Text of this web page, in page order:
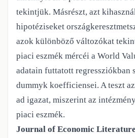
tekintjük. Másrészt, azt
hipotéziseket
azok különböző változókat
piaci eszmék mércéi a World
adatain futtatott regressziókban
dummyk koefficiensei. A teszt
ad igazat, miszerint az
piaci eszmék.
Journal of Economic